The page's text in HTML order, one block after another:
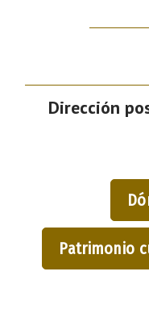
Dirección
Patrimonio